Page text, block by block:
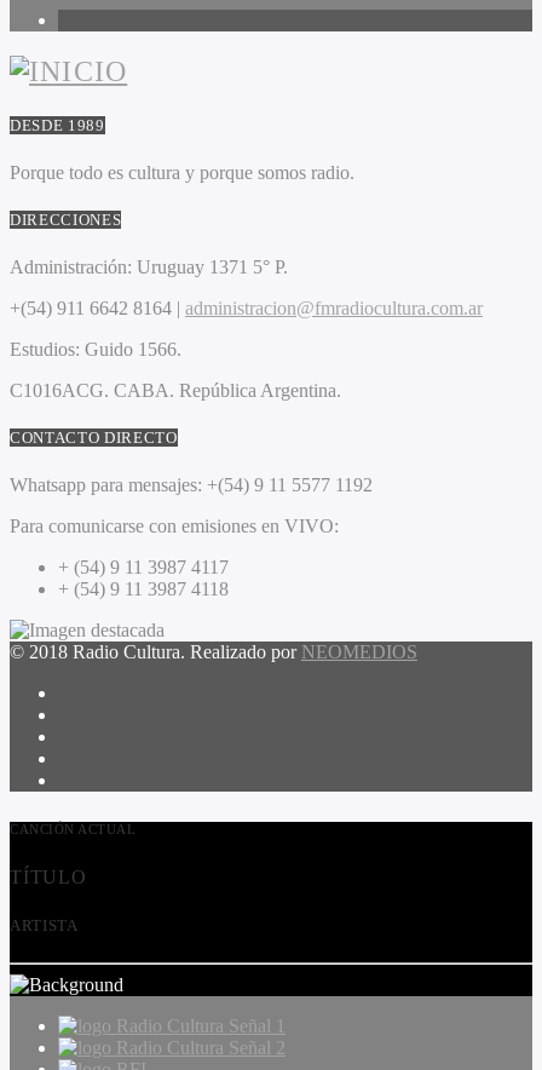
DESDE 1989
Porque todo es cultura y porque somos radio.
DIRECCIONES
Administración: Uruguay 1371 5° P.
+(54) 911 6642 8164 | administracion@fmradiocultura.com.ar
Estudios: Guido 1566.
C1016ACG. CABA. República Argentina.
CONTACTO DIRECTO
Whatsapp para mensajes: +(54) 9 11 5577 1192
Para comunicarse con emisiones en VIVO:
+ (54) 9 11 3987 4117
+ (54) 9 11 3987 4118
© 2018 Radio Cultura. Realizado por NEOMEDIOS
CANCIÓN ACTUAL
TÍTULO
ARTISTA
Radio Cultura Señal 1
Radio Cultura Señal 2